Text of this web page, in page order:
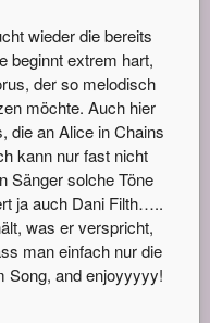
wieder die bereits
beginnt extrem hart,
der so melodisch
möchte. Auch hier
die an Alice in Chains
kann nur fast nicht
Sänger solche Töne
ja auch Dani Filth…..
was er verspricht,
man einfach nur die
Song, and enjoyyyyy!